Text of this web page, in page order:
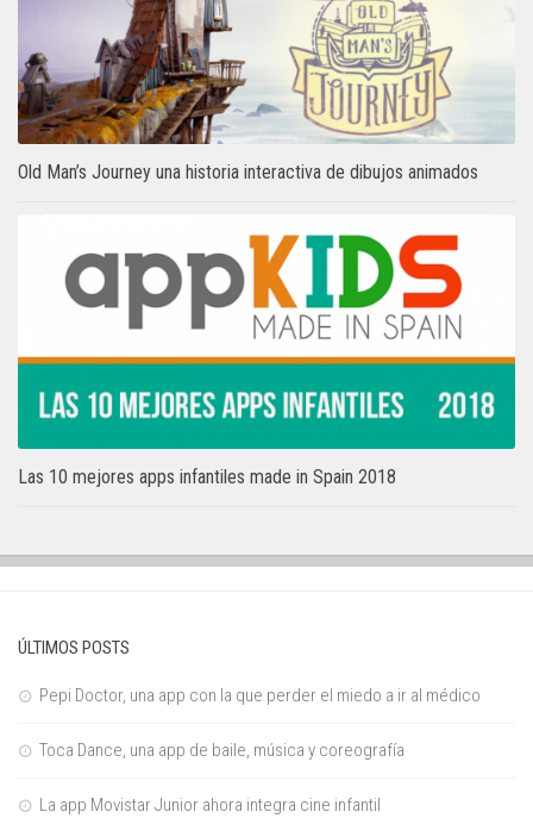
Old Man’s Journey una historia interactiva de dibujos animados
Las 10 mejores apps infantiles made in Spain 2018
ÚLTIMOS POSTS
Pepi Doctor, una app con la que perder el miedo a ir al médico
Toca Dance, una app de baile, música y coreografía
La app Movistar Junior ahora integra cine infantil